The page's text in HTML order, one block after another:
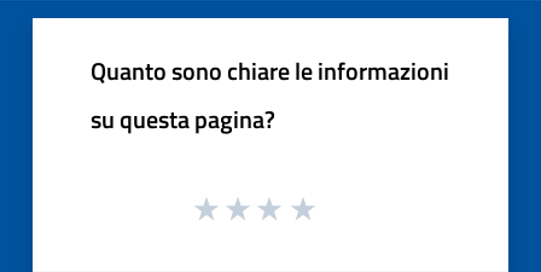
Quanto sono chiare le informazioni
su questa pagina?